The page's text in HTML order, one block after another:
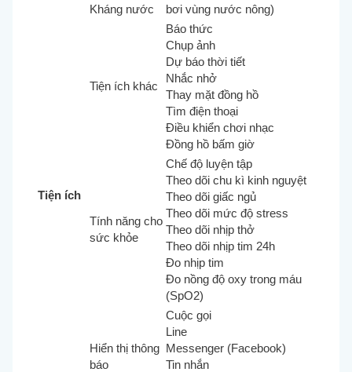
Tiện ích
Kháng nước
bơi vùng nước nông)
Tiện ích khác
Báo thức
Chụp ảnh
Dự báo thời tiết
Nhắc nhở
Thay mặt đồng hồ
Tìm điện thoại
Điều khiển chơi nhạc
Đồng hồ bấm giờ
Tính năng cho
sức khỏe
Chế độ luyện tập
Theo dõi chu kì kinh nguyệt
Theo dõi giấc ngủ
Theo dõi mức độ stress
Theo dõi nhịp thở
Theo dõi nhịp tim 24h
Đo nhịp tim
Đo nồng độ oxy trong máu
(SpO2)
Hiển thị thông
báo
Cuộc gọi
Line
Messenger (Facebook)
Tin nhắn